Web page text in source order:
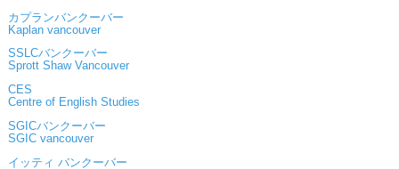
カプランバンクーバー
Kaplan vancouver
SSLCバンクーバー
Sprott Shaw Vancouver
CES
Centre of English Studies
SGICバンクーバー
SGIC vancouver
イッティ バンクーバー